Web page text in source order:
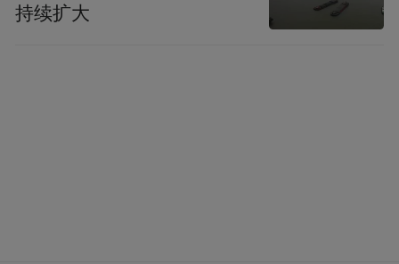
持续扩大